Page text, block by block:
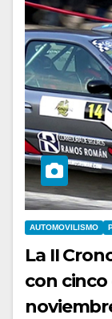
AUTOMOVILISMO
La II
con cinco